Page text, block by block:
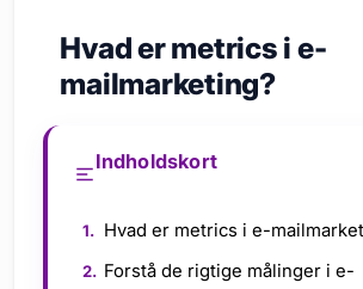
Hvad er metrics i e-
mailmarketing?
Indholdskort
Hvad er metrics i e-
Forstå de rigtige målinger i e-